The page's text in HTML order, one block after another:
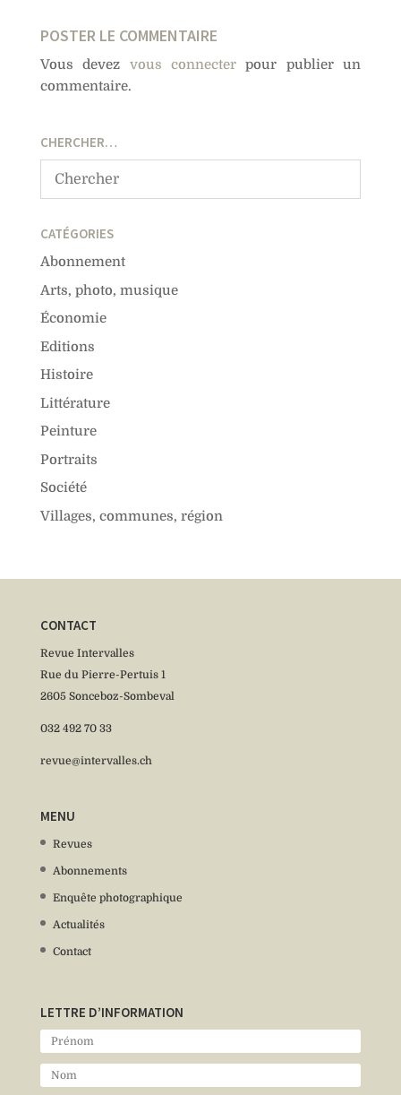
POSTER LE COMMENTAIRE
Vous devez vous connecter pour publier un
commentaire.
CHERCHER…
CATÉGORIES
Abonnement
Arts, photo, musique
Économie
Editions
Histoire
Littérature
Peinture
Portraits
Société
Villages, communes, région
CONTACT
Revue Intervalles
Rue du Pierre-Pertuis 1
2605 Sonceboz-Sombeval
032 492 70 33
revue@intervalles.ch
MENU
Revues
Abonnements
Enquête photographique
Actualités
Contact
LETTRE D’INFORMATION